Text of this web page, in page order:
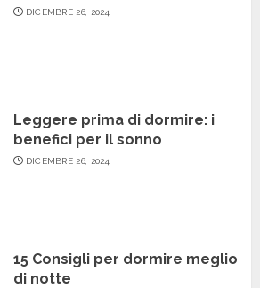
DICEMBRE 26, 2024
Leggere prima di dormire: i
benefici per il sonno
DICEMBRE 26, 2024
15 Consigli per dormire meglio
di notte